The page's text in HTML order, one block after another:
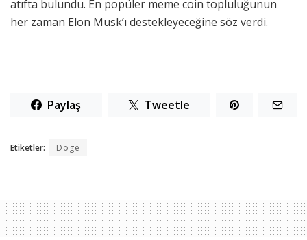
atıfta bulundu. En popüler meme coin topluluğunun
her zaman Elon Musk’ı destekleyeceğine söz verdi.
Paylaş Tweetle
Etiketler: Doge